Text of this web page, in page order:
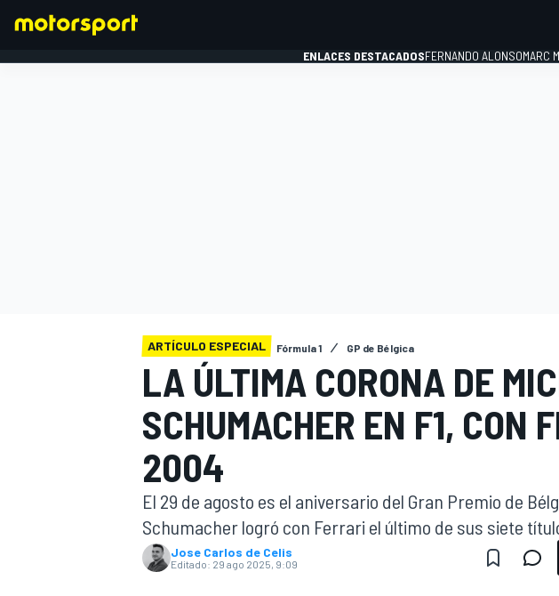
ENLACES DESTACADOSFERNANDO ALONSOMARC
ARTÍCULO ESPECIAL Fórmula 1 GP de Bélgica
LA ÚLTIMA CORONA DE
SCHUMACHER EN F1, CON
2004
El 29 de agosto es el aniversario del Gran Premio de
Schumacher logró con Ferrari el último de sus siete
Jose Carlos de Celis
Editado: 29 ago 2025, 9:09